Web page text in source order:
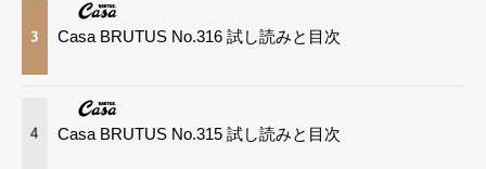
3 Casa BRUTUS No.316 試し読みと目次
4 Casa BRUTUS No.315 試し読みと目次